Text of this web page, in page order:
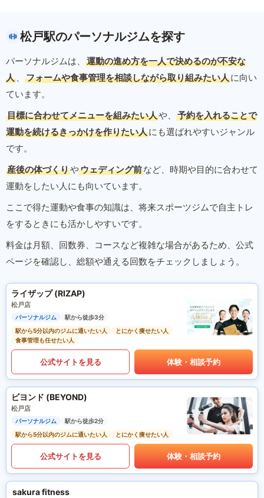
松戸駅のパーソナルジムを探す
パーソナルジムは、
運動の進め方を一人で決めるのが不安な
人 、 フォームや食事管理を相談しながら取り組みたい人に向い
ています。
目標に合わせてメニューを組みたい人や、
予約を入れることで
運動を続けるきっかけを作りたい人にも選ばれやすいジャンル
です。
産後の体づくりやウェディング前など、時期や目的に合わせて
運動をしたい人にも向いています。
ここで得た運動や食事の知識は、将来スポーツジムで自主トレ
をするときにも活かしやすいです。
料金は月額、回数券、コースなど複雑な場合があるため、公式
ページを確認し、総額や通える回数をチェックしましょう。
ライザップ (RIZAP)
松戸店
パーソナルジム
駅から徒歩3分
駅から5分以内のジムに通いたい人
とにかく痩せたい人
食事管理も任せたい人
公式サイトを見る 体験・相談予約
ビヨンド (BEYOND)
松戸店
パーソナルジム
駅から徒歩2分
駅から5分以内のジムに通いたい人
とにかく痩せたい人
公式サイトを見る 体験・相談予約
sakura fitness